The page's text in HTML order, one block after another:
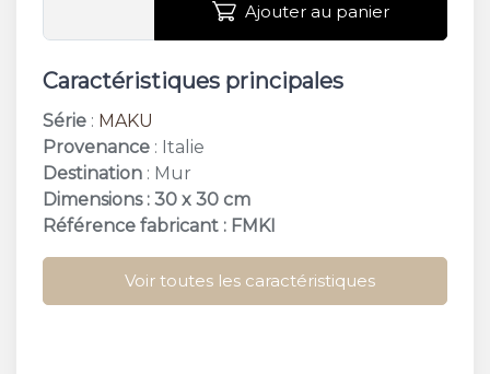
Ajouter au panier
Caractéristiques principales
Série : MAKU
Provenance : Italie
Destination : Mur
Dimensions : 30 x 30 cm
Référence fabricant : FMKI
Voir toutes les caractéristiques